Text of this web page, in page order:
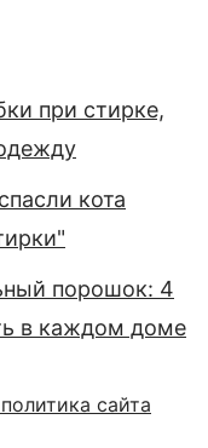
при стирке,
кота
порошок: 4
в каждом доме
сайта